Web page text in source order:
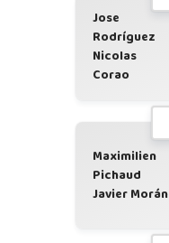
Jose
Rodríguez
Nicolas
Corao
Maximilien
Pichaud
Javier Morán